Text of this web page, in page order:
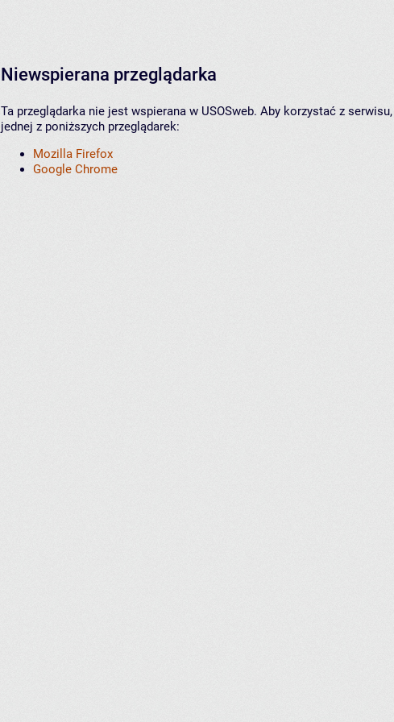
Niewspierana przeglądarka
Ta przeglądarka nie jest wspierana w USOSweb. Aby korzystać z
jednej z poniższych przeglądarek:
Mozilla Firefox
Google Chrome